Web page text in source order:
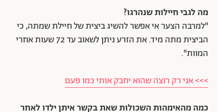
מה לגבי חיילות שנהרגו?
"למרבה הצער אי אפשר להשיג ביצית של חיילת שמתה, כי
הביצית מתה מיד. את הזרע ניתן לשאוב עד 72 שעות אחרי
המוות".
>>> אני רק רוצה שהוא יחבק אותי כמו פעם
כמה מהאימהות השכולות שאת בקשר איתן ילדו לאחר